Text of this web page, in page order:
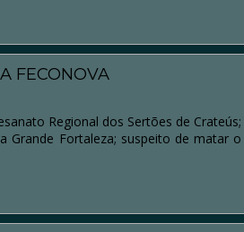
FECONOVA
Regional dos Sertões de Crateús;
Grande Fortaleza; suspeito de matar o